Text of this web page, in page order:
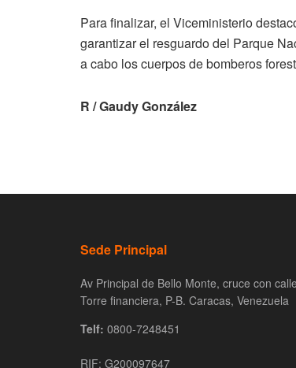
Para finalizar, el Viceministerio
garantizar el resguardo del Parque
a cabo los cuerpos de bomberos
R / Gaudy González
Sede Principal
Av Principal de Bello Monte, cruce con
Torre financiera, P-B. Caracas, Venezuela
Telf: 0800-7248451
RIF: G200097647